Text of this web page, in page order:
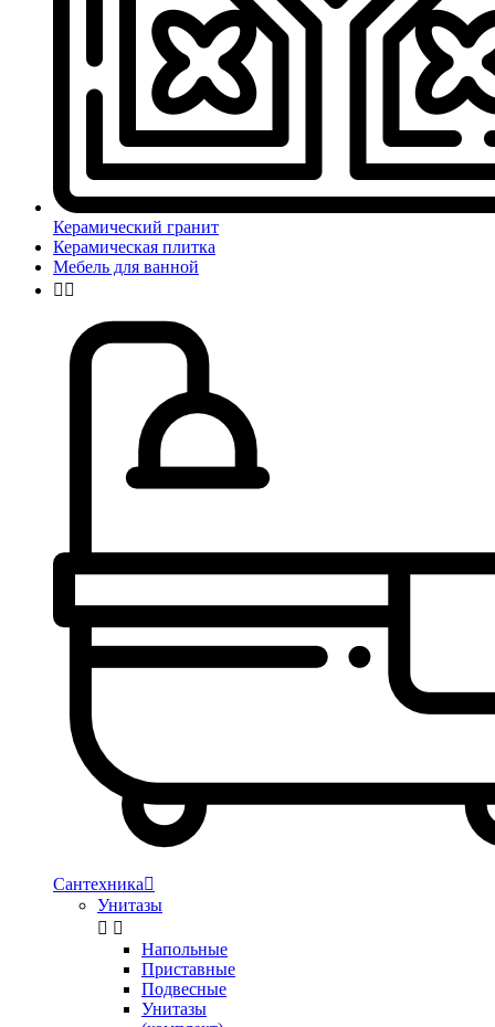
Керамический гранит
Керамическая плитка
Мебель для ванной
 
Сантехника
Унитазы
 
Напольные
Приставные
Подвесные
Унитазы